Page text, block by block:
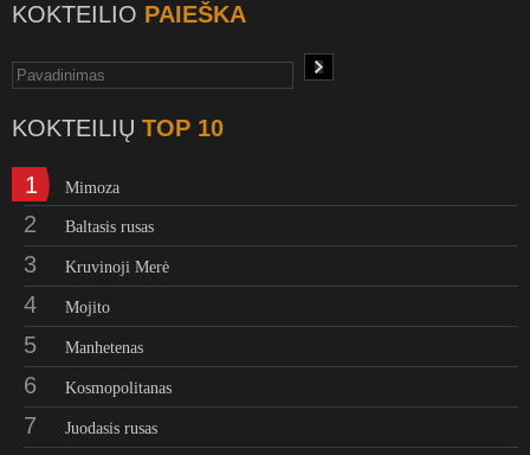
KOKTEILIO PAIEŠKA
KOKTEILIŲ TOP 10
1 Mimoza
2 Baltasis rusas
3 Kruvinoji Merė
4 Mojito
5 Manhetenas
6 Kosmopolitanas
7 Juodasis rusas